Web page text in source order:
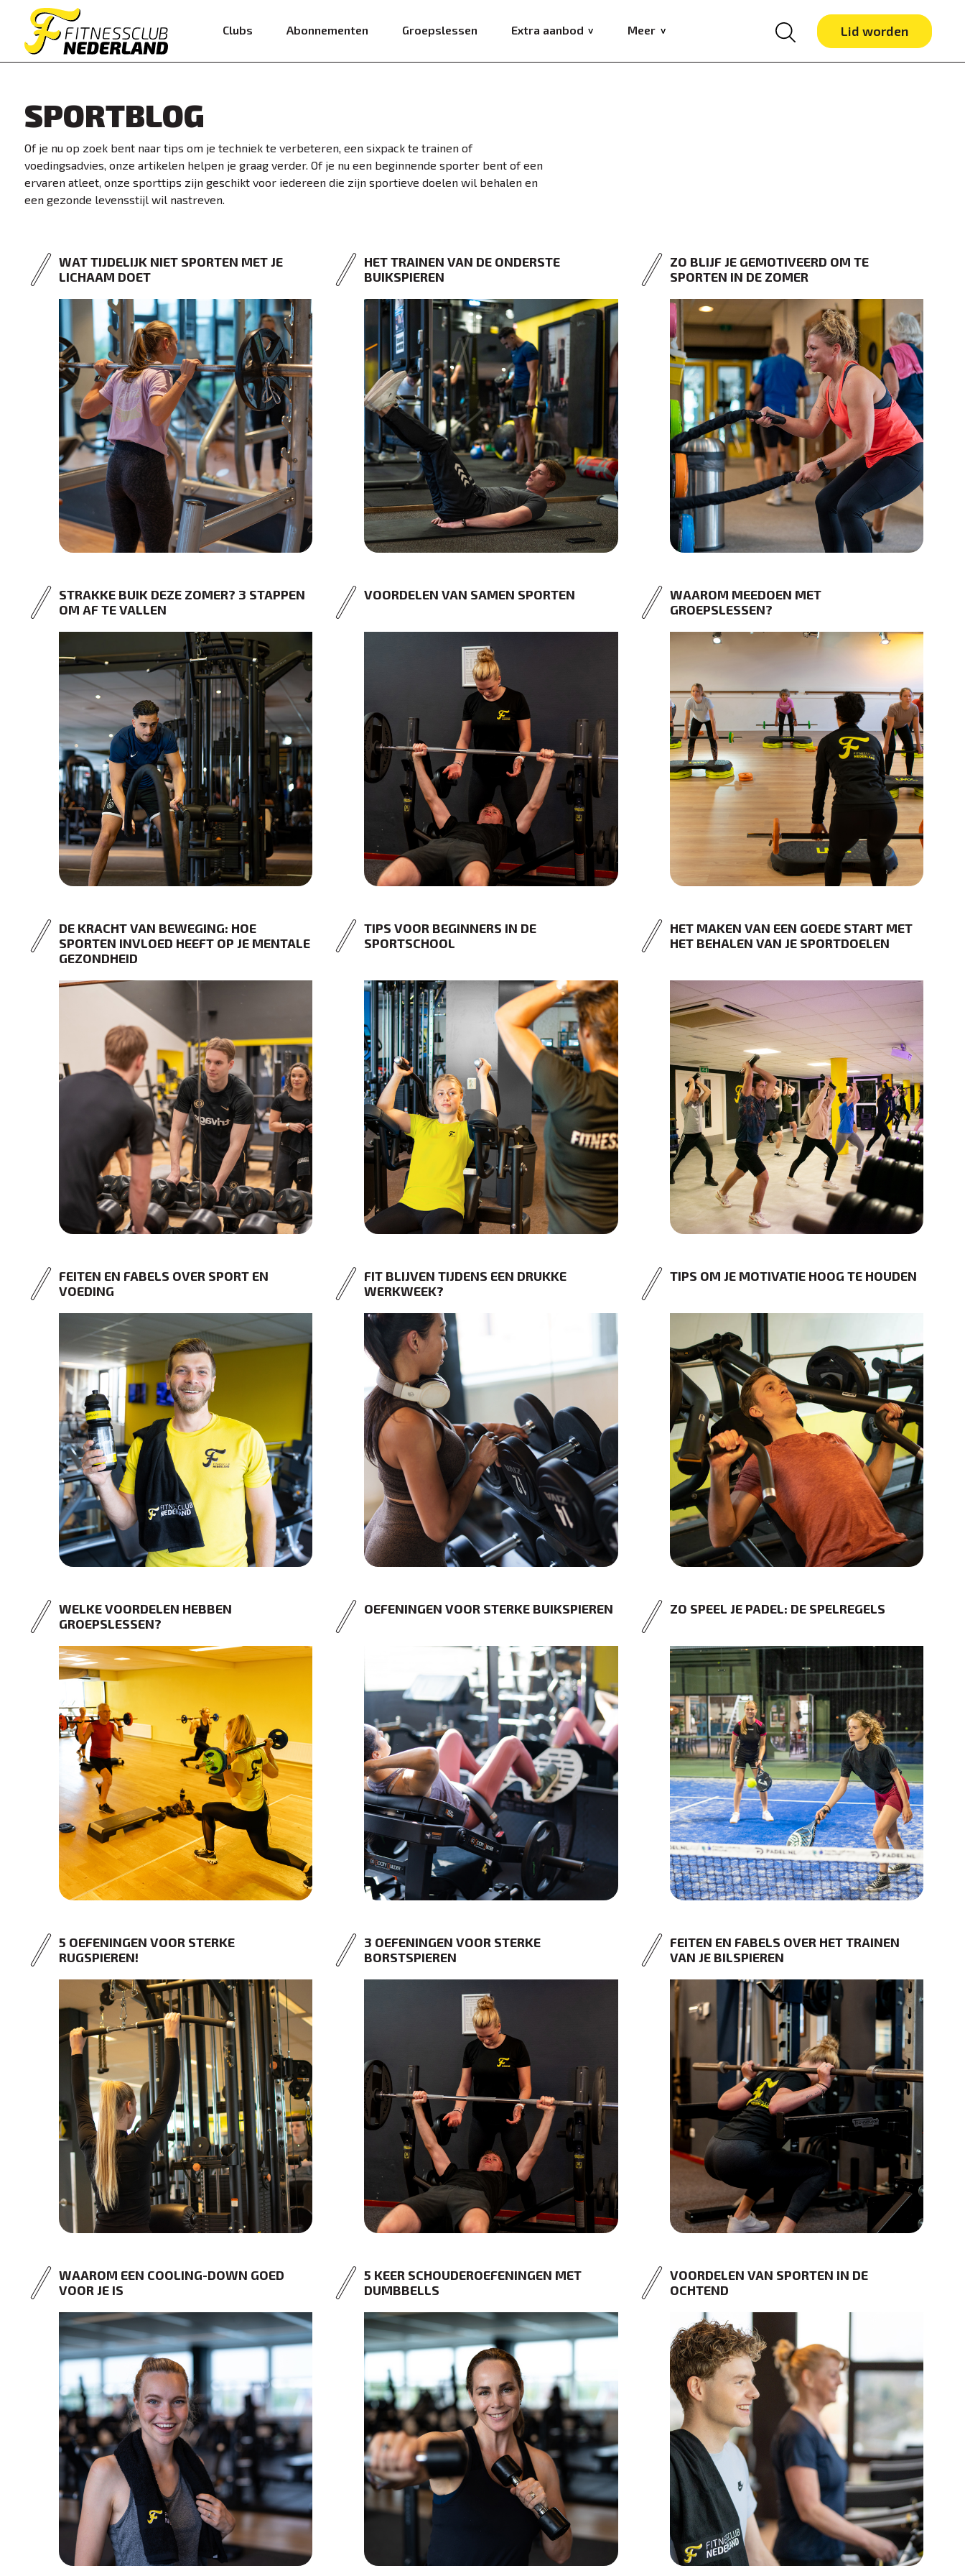
Clubs Abonnementen Groepslessen Extra aanbod Meer Lid worden
SPORTBLOG
Of je nu op zoek bent naar tips om je techniek te verbeteren, een sixpack te trainen of
voedingsadvies, onze artikelen helpen je graag verder. Of je nu een beginnende sporter bent of een
ervaren atleet, onze sporttips zijn geschikt voor iedereen die zijn sportieve doelen wil behalen en
een gezonde levensstijl wil nastreven.
WAT TIJDELIJK NIET SPORTEN MET JE
LICHAAM DOET
HET TRAINEN VAN DE ONDERSTE
BUIKSPIEREN
ZO BLIJF JE GEMOTIVEERD OM TE
SPORTEN IN DE ZOMER
STRAKKE BUIK DEZE ZOMER? 3 STAPPEN
OM AF TE VALLEN
VOORDELEN VAN SAMEN SPORTEN
WAAROM MEEDOEN MET
GROEPSLESSEN?
DE KRACHT VAN BEWEGING: HOE
SPORTEN INVLOED HEEFT OP JE MENTALE
GEZONDHEID
TIPS VOOR BEGINNERS IN DE
SPORTSCHOOL
HET MAKEN VAN EEN GOEDE START MET
HET BEHALEN VAN JE SPORTDOELEN
FEITEN EN FABELS OVER SPORT EN
VOEDING
FIT BLIJVEN TIJDENS EEN DRUKKE
WERKWEEK?
TIPS OM JE MOTIVATIE HOOG TE HOUDEN
WELKE VOORDELEN HEBBEN
GROEPSLESSEN?
OEFENINGEN VOOR STERKE BUIKSPIEREN ZO SPEEL JE PADEL: DE SPELREGELS
5 OEFENINGEN VOOR STERKE
RUGSPIEREN!
3 OEFENINGEN VOOR STERKE
BORSTSPIEREN
FEITEN EN FABELS OVER HET TRAINEN
VAN JE BILSPIEREN
WAAROM EEN COOLING-DOWN GOED
VOOR JE IS
5 KEER SCHOUDEROEFENINGEN MET
DUMBBELLS
VOORDELEN VAN SPORTEN IN DE
OCHTEND